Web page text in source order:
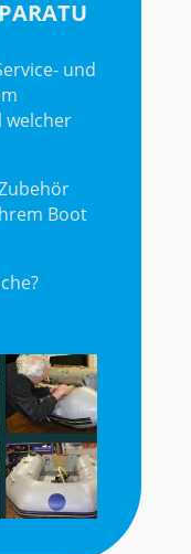
und
welcher
Boot